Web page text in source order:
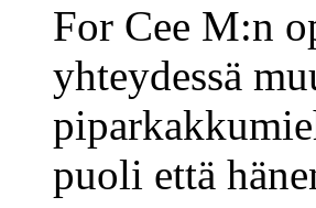
For Cee M:n
yhteydessä
puoli että